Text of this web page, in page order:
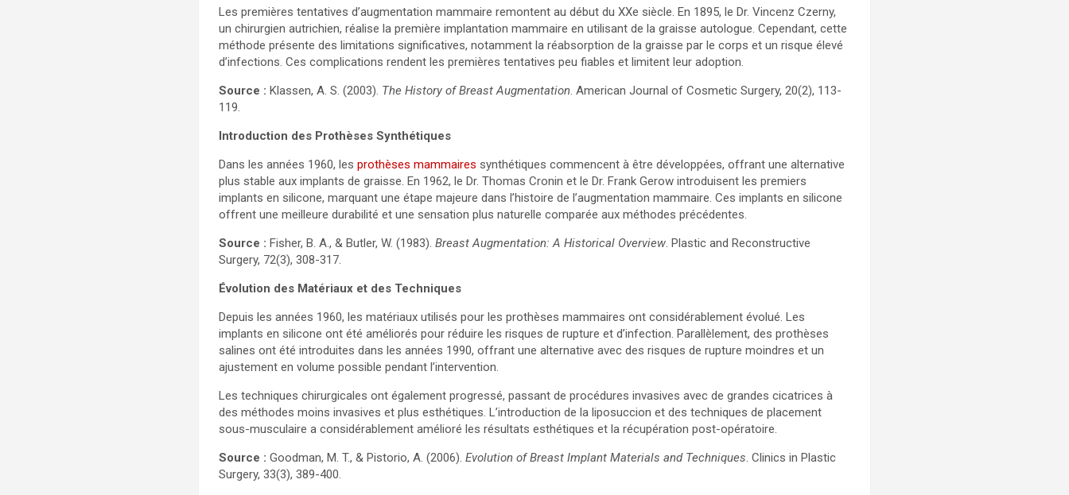
Les premières tentatives d’augmentation mammaire remontent au début du XXe siècle. En 1895, le Dr. Vincenz Czerny,
un chirurgien autrichien, réalise la première implantation mammaire en utilisant de la graisse autologue. Cependant, cette
méthode présente des limitations significatives, notamment la réabsorption de la graisse par le corps et un risque élevé
d’infections. Ces complications rendent les premières tentatives peu fiables et limitent leur adoption.
Source : Klassen, A. S. (2003). The History of Breast Augmentation. American Journal of Cosmetic Surgery, 20(2), 113-
119.
Introduction des Prothèses Synthétiques
Dans les années 1960, lesprothèses mammaires synthétiques commencent à être développées, offrant une alternative
plus stable aux implants de graisse. En 1962, le Dr. Thomas Cronin et le Dr. Frank Gerow introduisent les premiers
implants en silicone, marquant une étape majeure dans l’histoire de l’augmentation mammaire. Ces implants en silicone
offrent une meilleure durabilité et une sensation plus naturelle comparée aux méthodes précédentes.
Source : Fisher, B. A., & Butler, W. (1983).Breast Augmentation: A Historical Overview. Plastic and Reconstructive
Surgery, 72(3), 308-317.
Évolution des Matériaux et des Techniques
Depuis les années 1960, les matériaux utilisés pour les prothèses mammaires ont considérablement évolué. Les
implants en silicone ont été améliorés pour réduire les risques de rupture et d’infection. Parallèlement, des prothèses
salines ont été introduites dans les années 1990, offrant une alternative avec des risques de rupture moindres et un
ajustement en volume possible pendant l’intervention.
Les techniques chirurgicales ont également progressé, passant de procédures invasives avec de grandes cicatrices à
des méthodes moins invasives et plus esthétiques. L’introduction de la liposuccion et des techniques de placement
sous-musculaire a considérablement amélioré les résultats esthétiques et la récupération post-opératoire.
Source : Goodman, M. T., & Pistorio, A. (2006).Evolution of Breast Implant Materials and Techniques. Clinics in Plastic
Surgery, 33(3), 389-400.